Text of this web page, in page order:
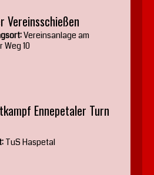
Vereinsschießen
Vereinsanlage am
10
Ennepetaler Turn
TuS Haspetal